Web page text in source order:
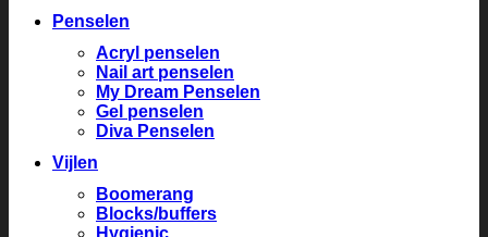
Penselen
Acryl penselen
Nail art penselen
My Dream Penselen
Gel penselen
Diva Penselen
Vijlen
Boomerang
Blocks/buffers
Hygienic